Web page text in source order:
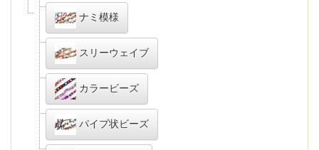
ナミ模様
スリーウェイブ
カラービーズ
パイプ状ビーズ